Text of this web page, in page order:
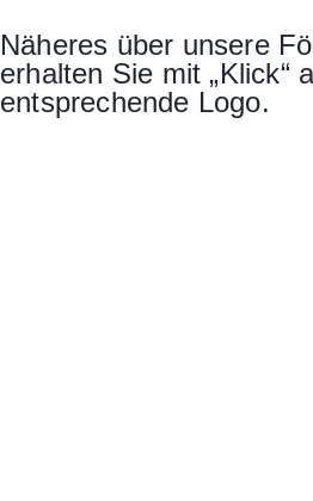
Näheres über unsere
erhalten Sie mit „Klick“
entsprechende Logo.